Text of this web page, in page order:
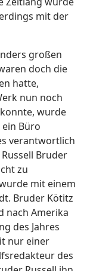
mit der
großen
doch die
hatte,
nun noch
wurde
Büro
verantwortlich
Bruder
zu
mit einem
Bruder Kötitz
nach Amerika
des Jahres
nur einer
des